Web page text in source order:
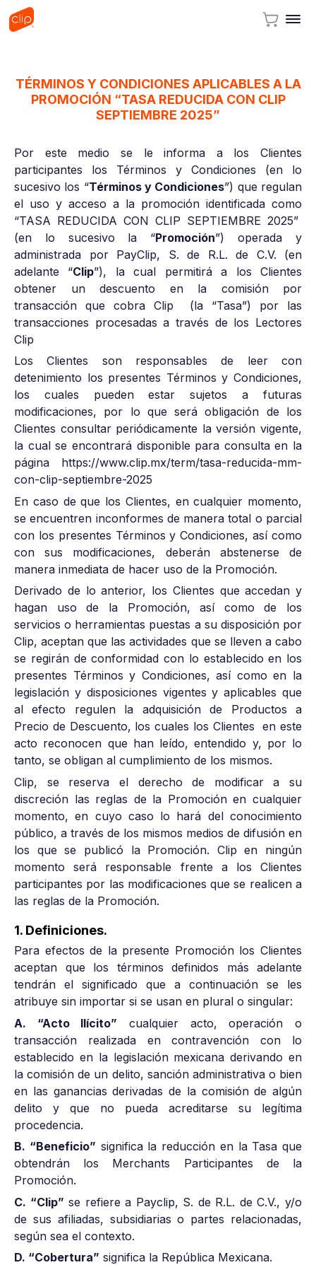
TÉRMINOS Y CONDICIONES APLICABLES A LA
PROMOCIÓN “TASA REDUCIDA CON CLIP
SEPTIEMBRE 2025”
Por este medio se le informa a los Clientes
participantes los Términos y Condiciones (en lo
sucesivo los “Términos y Condiciones”) que regulan
el uso y acceso a la promoción identificada como
“TASA REDUCIDA CON CLIP SEPTIEMBRE 2025”
(en lo sucesivo la “Promoción”) operada y
administrada por PayClip, S. de R.L. de C.V. (en
adelante “Clip”), la cual permitirá a los Clientes
obtener un descuento en la comisión por
transacción que cobra Clip (la “Tasa”) por las
transacciones procesadas a través de los Lectores
Clip
Los Clientes son responsables de leer con
detenimiento los presentes Términos y Condiciones,
los cuales pueden estar sujetos a futuras
modificaciones, por lo que será obligación de los
Clientes consultar periódicamente la versión vigente,
la cual se encontrará disponible para consulta en la
página https://www.clip.mx/term/tasa-reducida-mm-
con-clip-septiembre-2025
En caso de que los Clientes, en cualquier momento,
se encuentren inconformes de manera total o parcial
con los presentes Términos y Condiciones, así como
con sus modificaciones, deberán abstenerse de
manera inmediata de hacer uso de la Promoción.
Derivado de lo anterior, los Clientes que accedan y
hagan uso de la Promoción, así como de los
servicios o herramientas puestas a su disposición por
Clip, aceptan que las actividades que se lleven a cabo
se regirán de conformidad con lo establecido en los
presentes Términos y Condiciones, así como en la
legislación y disposiciones vigentes y aplicables que
al efecto regulen la adquisición de Productos a
Precio de Descuento, los cuales los Clientes en este
acto reconocen que han leído, entendido y, por lo
tanto, se obligan al cumplimiento de los mismos.
Clip, se reserva el derecho de modificar a su
discreción las reglas de la Promoción en cualquier
momento, en cuyo caso lo hará del conocimiento
público, a través de los mismos medios de difusión en
los que se publicó la Promoción. Clip en ningún
momento será responsable frente a los Clientes
participantes por las modificaciones que se realicen a
las reglas de la Promoción.
1. Definiciones.
Para efectos de la presente Promoción los Clientes
aceptan que los términos definidos más adelante
tendrán el significado que a continuación se les
atribuye sin importar si se usan en plural o singular:
A. “Acto Ilícito” cualquier acto, operación o
transacción realizada en contravención con lo
establecido en la legislación mexicana derivando en
la comisión de un delito, sanción administrativa o bien
en las ganancias derivadas de la comisión de algún
delito y que no pueda acreditarse su legítima
procedencia.
B. “Beneficio” significa la reducción en la Tasa que
obtendrán los Merchants Participantes de la
Promoción.
C. “Clip” se refiere a Payclip, S. de R.L. de C.V., y/o
de sus afiliadas, subsidiarias o partes relacionadas,
según sea el contexto.
D. “Cobertura” significa la República Mexicana.